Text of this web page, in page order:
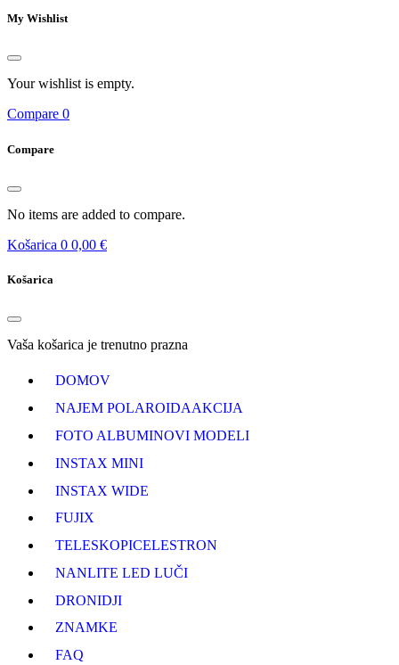
My Wishlist
Your wishlist is empty.
Compare 0
Compare
No items are added to compare.
Košarica 0 0,00 €
Košarica
Vaša košarica je trenutno prazna
DOMOV
NAJEM POLAROIDAAKCIJA
FOTO ALBUMINOVI MODELI
INSTAX MINI
INSTAX WIDE
FUJIX
TELESKOPICELESTRON
NANLITE LED LUČI
DRONIDJI
ZNAMKE
FAQ